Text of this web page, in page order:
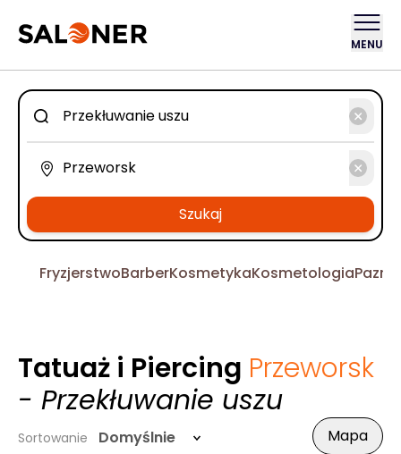
MENU
Szukaj
FryzjerstwoBarberKosmetykaKosmetologia
Tatuaż i Piercing Przeworsk
- Przekłuwanie uszu
Sortowanie Domyślnie Mapa